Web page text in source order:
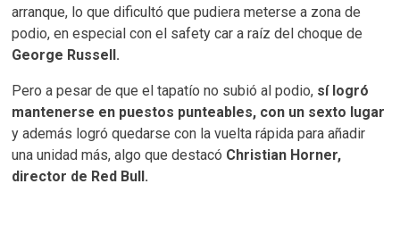
arranque, lo que dificultó que pudiera meterse a zona de
podio, en especial con el safety car a raíz del choque de
George Russell.
Pero a pesar de que el tapatío no subió al podio, sí logró
mantenerse en puestos punteables, con un sexto lugar
y además logró quedarse con la vuelta rápida para añadir
una unidad más, algo que destacó Christian Horner,
director de Red Bull.